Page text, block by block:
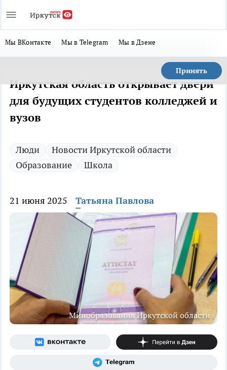
Мы ВКонтакте Мы в Telegram Мы в Дзене
Принять
Иркутская область открывает двери
для будущих студентов колледжей и
вузов
Люди
Новости Иркутской области
Образование
Школа
21 июня 2025 Татьяна Павлова
Минобразования Иркутской области